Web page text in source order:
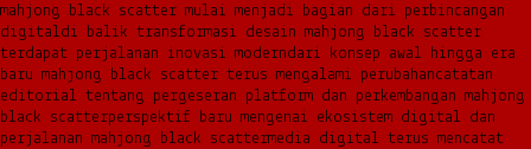
mahjong black scatter mulai menjadi bagian dari perbincangan
digitaldi balik transformasi desain mahjong black scatter
terdapat perjalanan inovasi moderndari konsep awal hingga era
baru mahjong black scatter terus mengalami perubahancatatan
editorial tentang pergeseran platform dan perkembangan mahjong
black scatterperspektif baru mengenai ekosistem digital dan
perjalanan mahjong black scattermedia digital terus mencatat